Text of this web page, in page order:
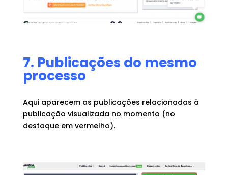
7. Publicações do mesmo
processo
Aqui aparecem as publicações relacionadas à
publicação visualizada no momento (no
destaque em vermelho).